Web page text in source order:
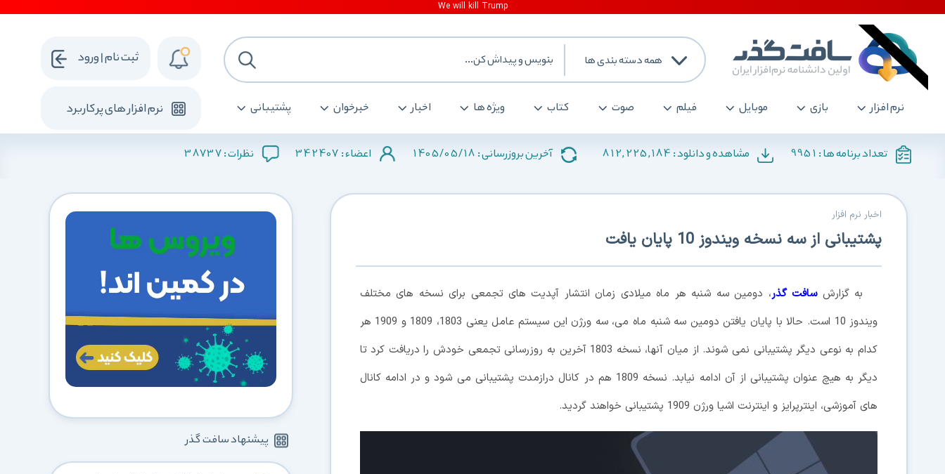
همه دسته بندی ها
نرم افزار بازی موبایل فیلم صوت کتاب ویژه ها اخبار خبرخوان پشتیبانی نرم افزار های پرکاربرد
ثبت نام | ورود
تعداد برنامه ها : 9951 مشاهده و دانلود : 812,225,184 آخرین بروزرسانی : 1405/05/18 اعضاء : 342407 نظرات :38737
اخبار نرم افزار
پشتیبانی از سه نسخه ویندوز 10 پایان یافت
به گزارشسافت گذر، دومین سه شنبه هر ماه میلادی زمان انتشار آپدیت های تجمعی برای نسخه های مختلف
ویندوز 10 است. حالا با پایان یافتن دومین سه شنبه ماه می، سه ورژن این سیستم عامل یعنی 1803، 1809 و 1909 هر
کدام به نوعی دیگر پشتیبانی نمی شوند. از میان آنها، نسخه 1803 آخرین به روزرسانی تجمعی خودش را دریافت کرد تا
دیگر به هیچ عنوان پشتیبانی از آن ادامه نیابد. نسخه 1809 هم در کانال درازمدت پشتیبانی می شود و در ادامه کانال
های آموزشی، اینترپرایز و اینترنت اشیا ورژن 1909 پشتیبانی خواهند گردید.
پیشنهاد سافت گذر